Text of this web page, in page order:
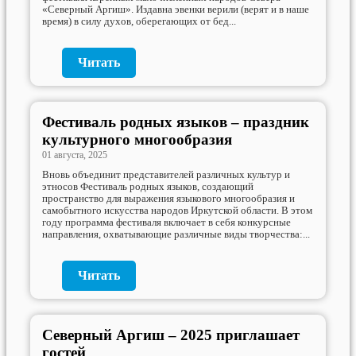
«Северный Аргиш». Издавна эвенки верили (верят и в наше
время) в силу духов, оберегающих от бед...
Читать
Фестиваль родных языков – праздник
культурного многообразия
01 августа, 2025
Вновь объединит представителей различных культур и
этносов Фестиваль родных языков, создающий
пространство для выражения языкового многообразия и
самобытного искусства народов Иркутской области. В этом
году программа фестиваля включает в себя конкурсные
направления, охватывающие различные виды творчества:...
Читать
Северный Аргиш – 2025 приглашает
гостей